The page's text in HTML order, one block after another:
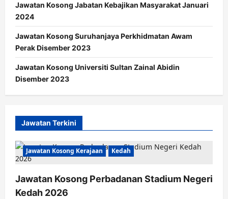
Jawatan Kosong Jabatan Kebajikan Masyarakat Januari
2024
Jawatan Kosong Suruhanjaya Perkhidmatan Awam
Perak Disember 2023
Jawatan Kosong Universiti Sultan Zainal Abidin
Disember 2023
Jawatan Terkini
Jawatan Kosong Kerajaan Kedah
Jawatan Kosong Perbadanan Stadium Negeri
Kedah 2026